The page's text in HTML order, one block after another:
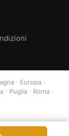
· Europa ·
· Puglia · Roma ·